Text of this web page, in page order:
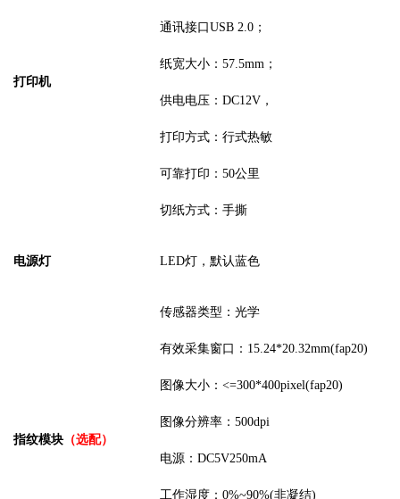
打印机
通讯接口 USB 2.0；
纸宽大小： 57.5mm；
供电电压： DC12V，
打印方式：行式热敏
可靠打印： 50公里
切纸方式：手撕
电源灯 LED灯，默认蓝色
指纹模块 （选配）
传感器类型：光学
有效采集窗口： 15.24*20.32mm(fap20)
图像大小： <=300*400pixel(fap20)
图像分辨率： 500dpi
电源： DC5V250mA
工作湿度： 0%~90%(非凝结)